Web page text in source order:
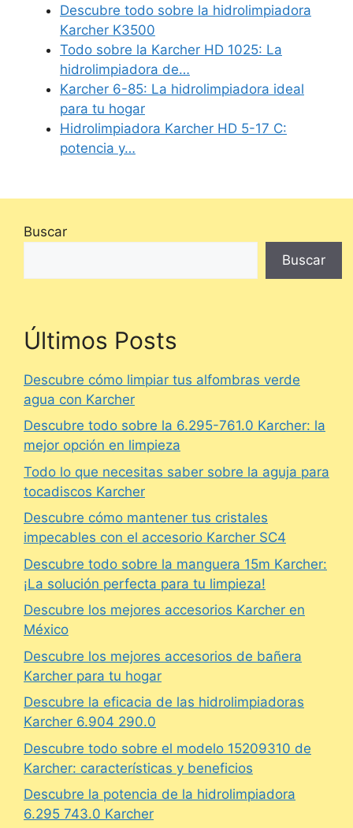
Descubre todo sobre la hidrolimpiadora
Karcher K3500
Todo sobre la Karcher HD 1025: La
hidrolimpiadora de…
Karcher 6-85: La hidrolimpiadora ideal
para tu hogar
Hidrolimpiadora Karcher HD 5-17 C:
potencia y…
Buscar
Buscar
Últimos Posts
Descubre cómo limpiar tus alfombras verde
agua con Karcher
Descubre todo sobre la 6.295-761.0 Karcher: la
mejor opción en limpieza
Todo lo que necesitas saber sobre la aguja para
tocadiscos Karcher
Descubre cómo mantener tus cristales
impecables con el accesorio Karcher SC4
Descubre todo sobre la manguera 15m Karcher:
¡La solución perfecta para tu limpieza!
Descubre los mejores accesorios Karcher en
México
Descubre los mejores accesorios de bañera
Karcher para tu hogar
Descubre la eficacia de las hidrolimpiadoras
Karcher 6.904 290.0
Descubre todo sobre el modelo 15209310 de
Karcher: características y beneficios
Descubre la potencia de la hidrolimpiadora
6.295 743.0 Karcher